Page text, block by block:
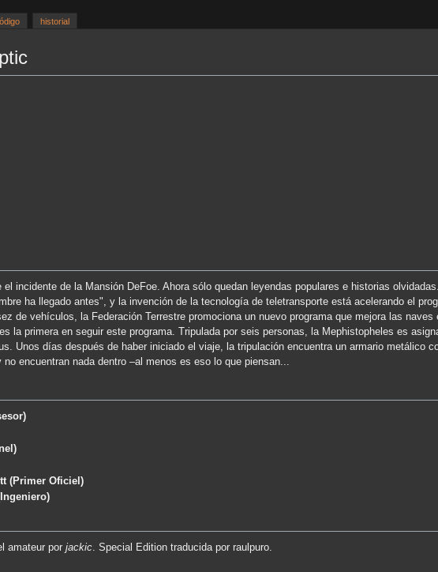
el incidente de la Mansión DeFoe. Ahora sólo quedan leyendas populares e historias
ha llegado antes", y la invención de la tecnología de teletransporte está acelerando el
de vehículos, la Federación Terrestre promociona un nuevo programa que mejora las naves
la primera en seguir este programa. Tripulada por seis personas, la Mephistopheles es
Unos días después de haber iniciado el viaje, la tripulación encuentra un armario metálico
encuentran nada dentro –al menos es eso lo que piensan...
(Primer Oficiel)
amateur por jackic. Special Edition traducida por raulpuro.
historial